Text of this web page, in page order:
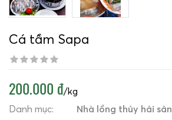
Cá tầm Sapa
200.000 đ/kg
Danh mục:
Nhà lồng thủy hải sản